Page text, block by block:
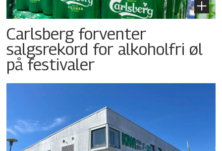
Carlsberg forventer
salgsrekord for alkoholfri øl
på festivaler